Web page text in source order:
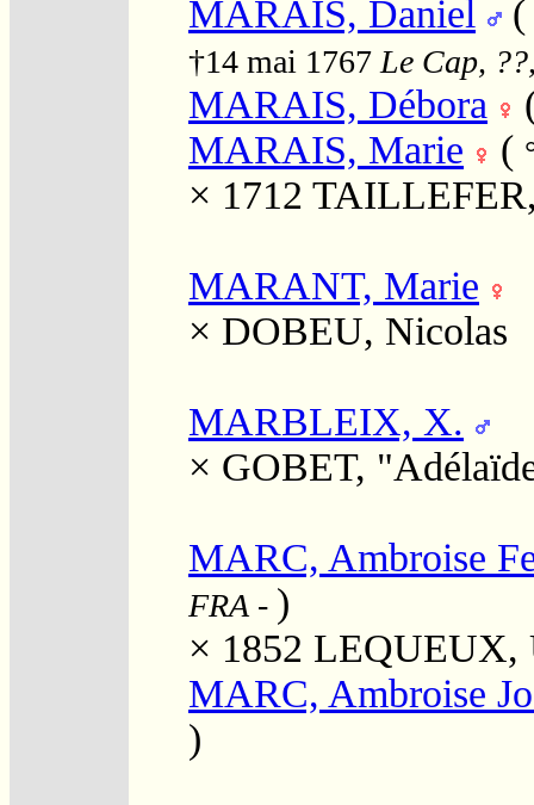
MARAIS, Daniel
†14 mai 1767 Le Cap,
MARAIS, Débora
MARAIS, Marie
(
× 1712
MARANT, Marie
× DOBEU, Nicolas
MARBLEIX, X.
× GOBET,
MARC, Ambroise
FRA - )
× 1852 LEQUEUX,
MARC, Ambroise
)